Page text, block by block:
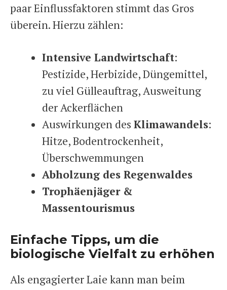
paar Einflussfaktoren stimmt das Gros
überein. Hierzu zählen:
Intensive Landwirtschaft:
Pestizide, Herbizide, Düngemittel,
zu viel Gülleauftrag, Ausweitung
der Ackerflächen
Auswirkungen des Klimawandels:
Hitze, Bodentrockenheit,
Überschwemmungen
Abholzung des Regenwaldes
Trophäenjäger &
Massentourismus
Einfache Tipps, um die
biologische Vielfalt zu erhöhen
Als engagierter Laie kann man beim